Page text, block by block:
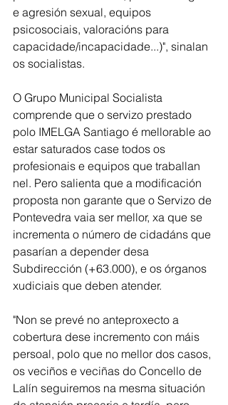
e agresión sexual, equipos
psicosociais, valoracións para
capacidade/incapacidade...)", sinalan
os socialistas.
O Grupo Municipal Socialista
comprende que o servizo prestado
polo IMELGA Santiago é mellorable ao
estar saturados case todos os
profesionais e equipos que traballan
nel. Pero salienta que a modificación
proposta non garante que o Servizo de
Pontevedra vaia ser mellor, xa que se
incrementa o número de cidadáns que
pasarían a depender desa
Subdirección (+63.000), e os órganos
xudiciais que deben atender.
"Non se prevé no anteproxecto a
cobertura dese incremento con máis
persoal, polo que no mellor dos casos,
os veciños e veciñas do Concello de
Lalín seguiremos na mesma situación